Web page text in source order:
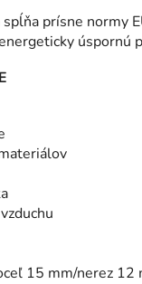
prísne normy
úspornú
15 mm/nerez